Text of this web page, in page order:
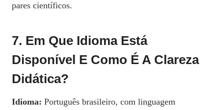
pares científicos.
7. Em Que Idioma Está
Disponível E Como É A Clareza
Didática?
Idioma: Português brasileiro, com linguagem